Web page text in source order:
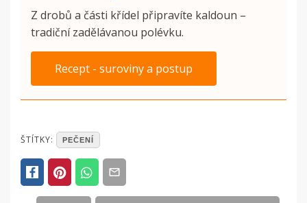
Z drobů a části křídel připravíte kaldoun –
tradiční zadělávanou polévku.
Recept - suroviny a postup
POSTED
ČLÁNKY
ŠTÍTKY: PEČENÍ